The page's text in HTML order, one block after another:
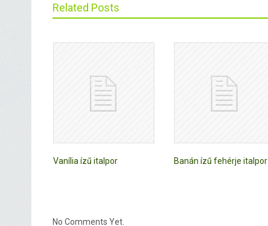
Related Posts
Vanília ízű italpor Banán ízű fehérje italpor
No Comments Yet.